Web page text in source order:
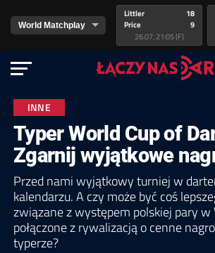
Littler
Price
18
9
26.07, 21:05 (F)
INNE
Typer World Cup of
Zgarnij wyjątkowe
Przed nami wyjątkowy turniej w
kalendarzu. A czy może być coś
związane z występem polskiej pary w
połączone z rywalizacją o cenne
typerze?